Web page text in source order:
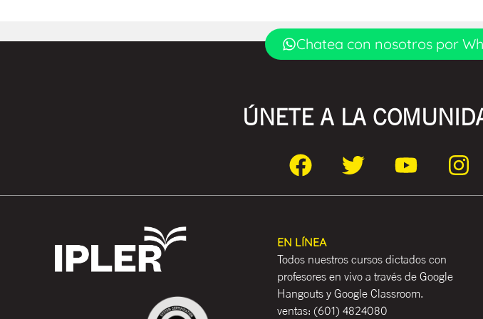
Chatea con nosotros por
ÚNETE A LA
EN LÍNEA
Todos nuestros cursos dictados con
profesores en vivo a través de Google
Hangouts y Google Classroom.
ventas: (601) 4824080